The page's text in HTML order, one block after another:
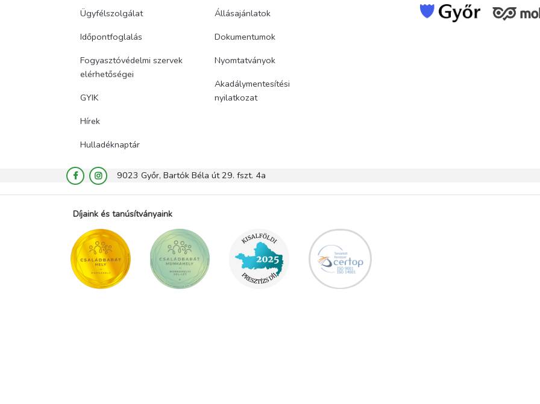
Ügyfélszolgálat
Időpontfoglalás
Fogyasztóvédelmi szervek
elérhetőségei
GYIK
Hírek
Hulladéknaptár
Állásajánlatok
Dokumentumok
Nyomtatványok
Akadálymentesítési
nyilatkozat
9023 Győr, Bartók Béla út 29. fszt. 4a
Díjaink és tanúsítványaink